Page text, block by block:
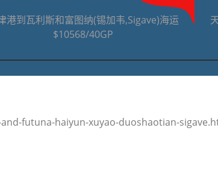
港到瓦利斯和富图纳(锡加韦,Sigave)海运
$10568/40GP
futuna-haiyun-xuyao-duoshaotian-